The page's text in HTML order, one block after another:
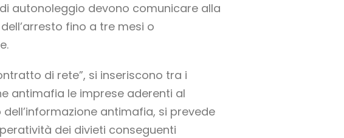
autonoleggio devono comunicare alla
fino a tre mesi o
di rete”, si inseriscono tra i
antimafia le imprese aderenti al
antimafia, si prevede
dei divieti conseguenti